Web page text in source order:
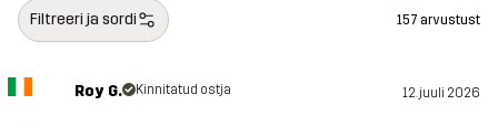
Filtreeri ja sordi 157 arvustust
Roy G. Kinnitatud ostja 12. juuli 2026